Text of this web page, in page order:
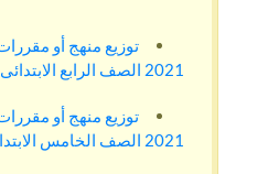
توزيع منهج أو
2021 الصف الرابع الابتدائى :
توزيع منهج أو
2021 الصف الخامس الابتدائى :